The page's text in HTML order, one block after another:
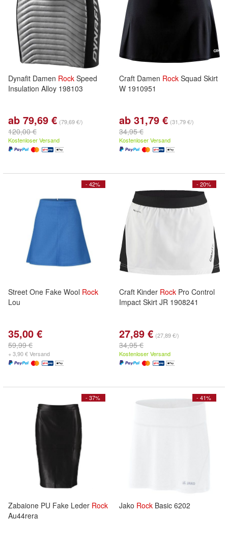
Dynafit Damen Rock Speed
Insulation Alloy 198103
ab 79,69 € (79,69 €/)
120,00 €
Kostenloser Versand
Craft Damen Rock Squad Skirt
W 1910951
ab 31,79 € (31,79 €/)
34,95 €
Kostenloser Versand
- 42%
Street One Fake Wool Rock
Lou
35,00 €
59,99 €
+ 3,90 € Versand
- 20%
Craft Kinder Rock Pro Control
Impact Skirt JR 1908241
27,89 € (27,89 €/)
34,95 €
Kostenloser Versand
- 37%
Zabaione PU Fake Leder Rock
Au44rera
- 41%
Jako Rock Basic 6202